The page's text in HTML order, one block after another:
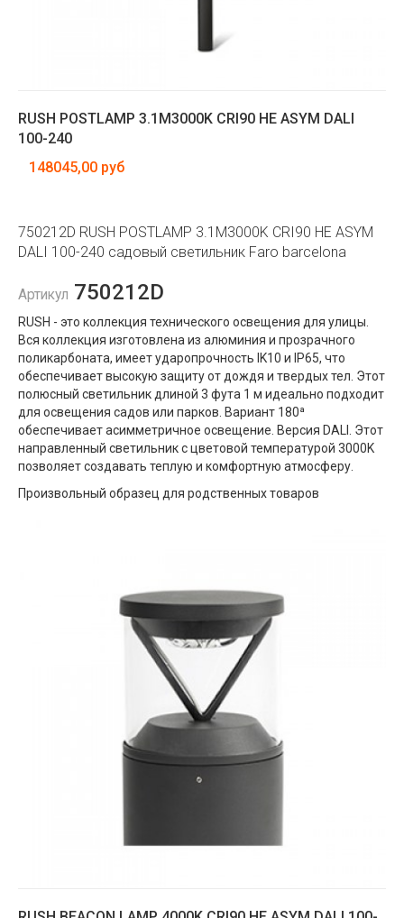
RUSH POSTLAMP 3.1M3000K CRI90 HE ASYM DALI
100-240
148045,00 руб
750212D RUSH POSTLAMP 3.1M3000K CRI90 HE ASYM
DALI 100-240 садовый светильник Faro barcelona
Артикул 750212D
RUSH - это коллекция технического освещения для улицы.
Вся коллекция изготовлена ​​из алюминия и прозрачного
поликарбоната, имеет ударопрочность IK10 и IP65, что
обеспечивает высокую защиту от дождя и твердых тел. Этот
полюсный светильник длиной 3 фута 1 м идеально подходит
для освещения садов или парков. Вариант 180ª
обеспечивает асимметричное освещение. Версия DALI. Этот
направленный светильник с цветовой температурой 3000K
позволяет создавать теплую и комфортную атмосферу.
Произвольный образец для родственных товаров